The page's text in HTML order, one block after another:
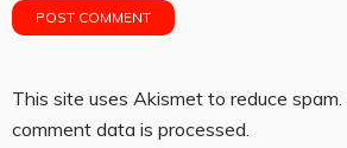
This site uses Akismet to reduce spam.
comment data is processed.